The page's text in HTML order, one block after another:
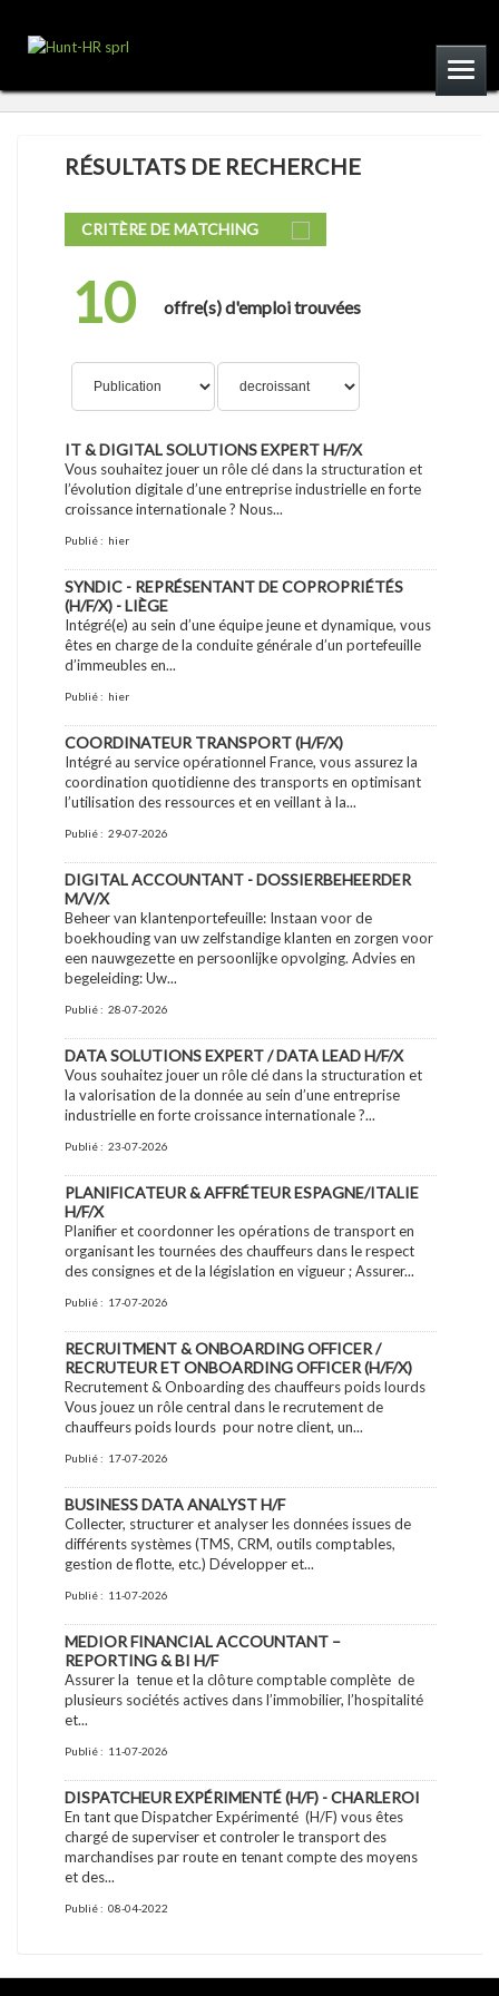
RÉSULTATS DE RECHERCHE
CRITÈRE DE MATCHING
10 offre(s) d'emploi trouvées
IT & DIGITAL SOLUTIONS EXPERT H/F/X
Vous souhaitez jouer un rôle clé dans la structuration et
l’évolution digitale d’une entreprise industrielle en forte
croissance internationale ? Nous...
Publié : hier
SYNDIC - REPRÉSENTANT DE COPROPRIÉTÉS
(H/F/X) - LIÈGE
Intégré(e) au sein d’une équipe jeune et dynamique, vous
êtes en charge de la conduite générale d’un portefeuille
d’immeubles en...
Publié : hier
COORDINATEUR TRANSPORT (H/F/X)
Intégré au service opérationnel France, vous assurez la
coordination quotidienne des transports en optimisant
l’utilisation des ressources et en veillant à la...
Publié : 29-07-2026
DIGITAL ACCOUNTANT - DOSSIERBEHEERDER
M/V/X
Beheer van klantenportefeuille: Instaan voor de
boekhouding van uw zelfstandige klanten en zorgen voor
een nauwgezette en persoonlijke opvolging. Advies en
begeleiding: Uw...
Publié : 28-07-2026
DATA SOLUTIONS EXPERT / DATA LEAD H/F/X
Vous souhaitez jouer un rôle clé dans la structuration et
la valorisation de la donnée au sein d’une entreprise
industrielle en forte croissance internationale ?...
Publié : 23-07-2026
PLANIFICATEUR & AFFRÉTEUR ESPAGNE/ITALIE
H/F/X
Planifier et coordonner les opérations de transport en
organisant les tournées des chauffeurs dans le respect
des consignes et de la législation en vigueur ; Assurer...
Publié : 17-07-2026
RECRUITMENT & ONBOARDING OFFICER /
RECRUTEUR ET ONBOARDING OFFICER (H/F/X)
Recrutement & Onboarding des chauffeurs poids lourds
Vous jouez un rôle central dans le recrutement de
chauffeurs poids lourds pour notre client, un...
Publié : 17-07-2026
BUSINESS DATA ANALYST H/F
Collecter, structurer et analyser les données issues de
différents systèmes (TMS, CRM, outils comptables,
gestion de flotte, etc.) Développer et...
Publié : 11-07-2026
MEDIOR FINANCIAL ACCOUNTANT –
REPORTING & BI H/F
Assurer la tenue et la clôture comptable complète de
plusieurs sociétés actives dans l’immobilier, l’hospitalité
et...
Publié : 11-07-2026
DISPATCHEUR EXPÉRIMENTÉ (H/F) - CHARLEROI
En tant que Dispatcher Expérimenté (H/F) vous êtes
chargé de superviser et controler le transport des
marchandises par route en tenant compte des moyens
et des...
Publié : 08-04-2022